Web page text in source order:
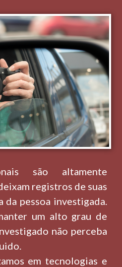
são altamente
registros de suas
da pessoa investigada.
um alto grau de
não perceba
em tecnologias e